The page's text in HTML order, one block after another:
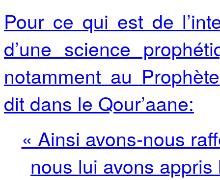
Pour ce qui est de
d’une science
notamment au
dit dans le Qour’aane:
« Ainsi avons-nous
nous lui avons appris